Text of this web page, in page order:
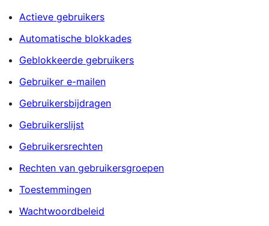
Actieve gebruikers
Automatische blokkades
Geblokkeerde gebruikers
Gebruiker e-mailen
Gebruikersbijdragen
Gebruikerslijst
Gebruikersrechten
Rechten van gebruikersgroepen
Toestemmingen
Wachtwoordbeleid